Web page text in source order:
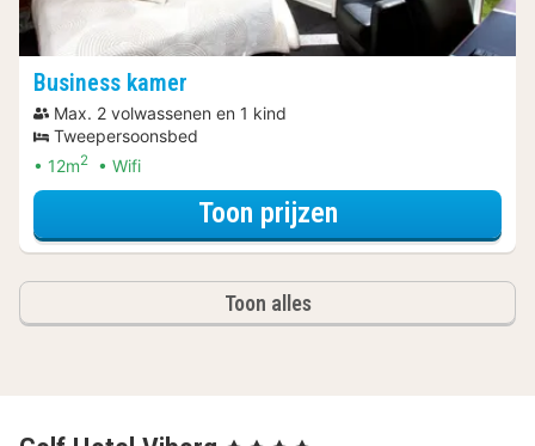
Business kamer
Max. 2 volwassenen en 1 kind
Tweepersoonsbed
12m2 Wifi
Toon prijzenvoor Relax
Toon alles